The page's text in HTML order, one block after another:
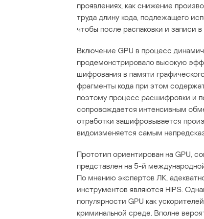
проявлениях, как снижение
труда длину кода, подлежащего
чтобы после распаковки и записи
Включение GPU в процесс
продемонстрировало высокую
шифрования в памяти
фрагменты кода при этом
поэтому процесс расшифровки и
сопровождается интенсивным
отработки зашифровывается
видоизменяется самым
Прототип ориентирован на GPU,
представлен на 5-й
По мнению экспертов ЛК,
инструментов являются HIPS.
популярности GPU как
криминальной среде. Вполне